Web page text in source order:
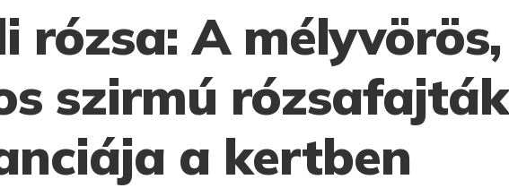
rózsa: A mélyvörös,
szirmú rózsafajták
a kertben